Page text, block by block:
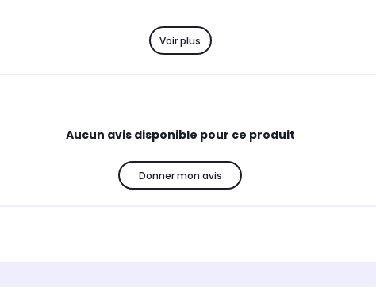
Voir plus
Aucun avis disponible pour ce produit
Donner mon avis